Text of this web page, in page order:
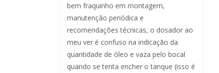
bem fraquinho em montagem,
manutenção periódica e
recomendações técnicas, o dosador ao
meu ver é confuso na indicação da
quantidade de óleo e vaza pelo bocal
quando se tenta encher o tanque (isso é